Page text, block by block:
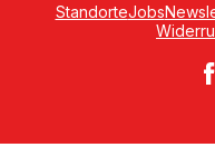
StandorteJobs